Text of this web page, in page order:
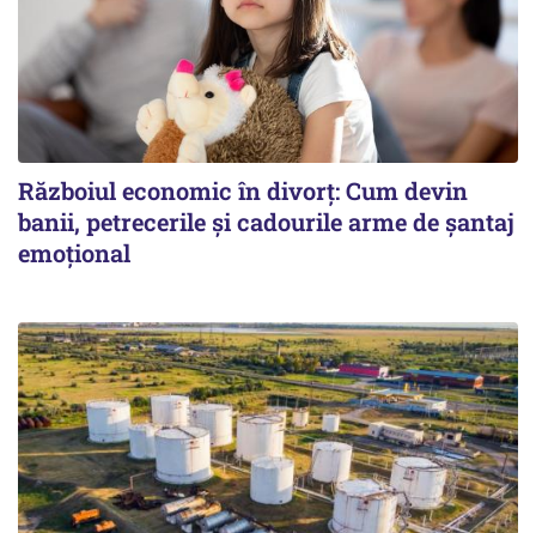
Războiul economic în divorț: Cum devin
banii, petrecerile și cadourile arme de șantaj
emoțional